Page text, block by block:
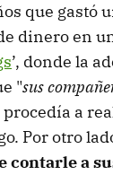
que gastó
dinero en
’, donde la
"sus
procedía a
Por otro
contarle a